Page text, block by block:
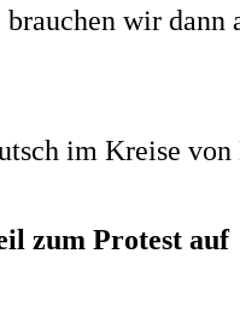
wir dann
im Kreise
zum Protest auf